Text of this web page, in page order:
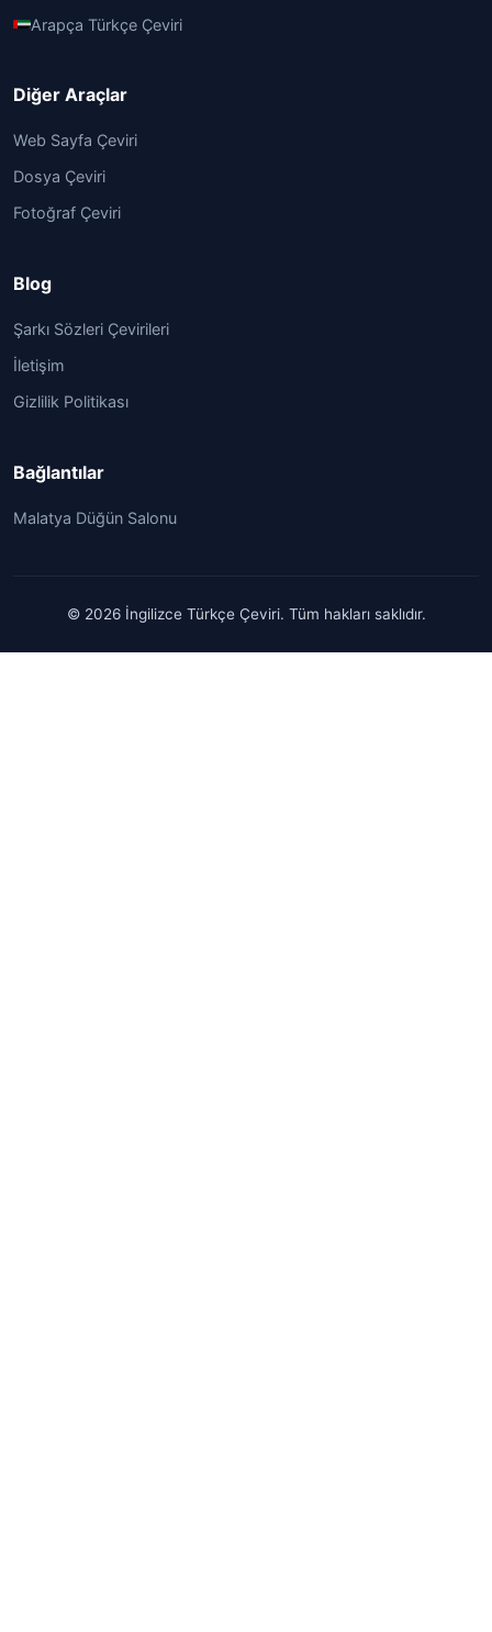
Arapça Türkçe Çeviri
Diğer Araçlar
Web Sayfa Çeviri
Dosya Çeviri
Fotoğraf Çeviri
Blog
Şarkı Sözleri Çevirileri
İletişim
Gizlilik Politikası
Bağlantılar
Malatya Düğün Salonu
© 2026 İngilizce Türkçe Çeviri. Tüm hakları saklıdır.